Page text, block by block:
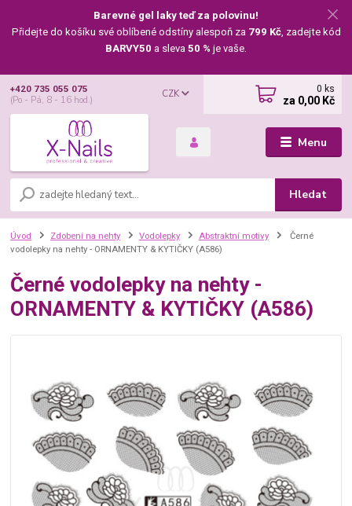
Barevné gel laky teď za polovinu!
Přidejte do košíku své oblíbené odstíny alespoň za 799 Kč, zadejte kód
BARVY50 a sleva 50 % je vaše.
Menu
CZK
Hledat
+420 735 055 075
(Po - Pá, 8 - 16 hod.)
0 ks
za 0,00 Kč
Úvod Zdobení na nehty Vodolepky Abstraktní motivy
Černé
vodolepky na nehty - ORNAMENTY & KYTIČKY (A586)
Černé vodolepky na nehty -
ORNAMENTY & KYTIČKY (A586)